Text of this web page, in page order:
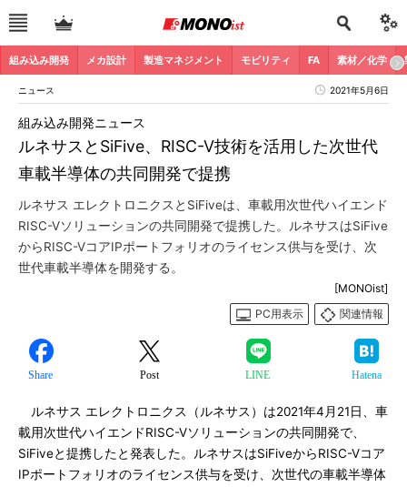
組み込み開発 メカ設計 製造マネジメント モビリティ FA 素材／化学
ニュース 2021年5月6日
ルネサスとSiFive、RISC-V技術を活用した次世代
車載半導体の共同開発で提携
組み込み開発ニュース
ルネサス エレクトロニクスとSiFiveは、車載用次世代ハイエンド
RISC-Vソリューションの共同開発で提携した。ルネサスはSiFive
からRISC-VコアIPポートフォリオのライセンス供与を受け、次
世代車載半導体を開発する。
[MONOist]
PC用表示
関連情報
Share Post LINE Hatena
ルネサス エレクトロニクス（ルネサス）は2021年4月21日、車
載用次世代ハイエンドRISC-Vソリューションの共同開発で、
SiFiveと提携したと発表した。ルネサスはSiFiveからRISC-Vコア
IPポートフォリオのライセンス供与を受け、次世代の車載半導体